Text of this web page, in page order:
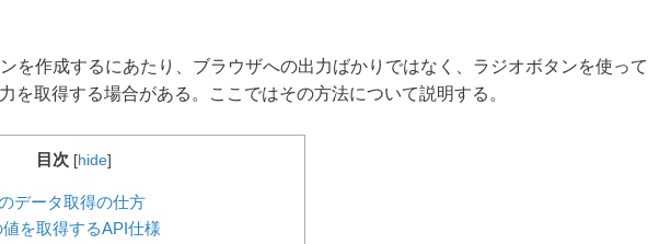
を作成するにあたり、ブラウザへの出力ばかりではなく、ラジオボタンを使って
を取得する場合がある。ここではその方法について説明する。
目次 [hide]
データ取得の仕方
を取得するAPI仕様